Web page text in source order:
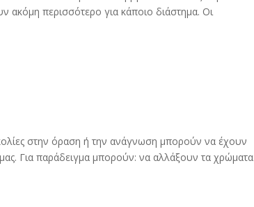
ακόμη περισσότερο για κάποιο διάστημα. Οι
στην όραση ή την ανάγνωση μπορούν να έχουν
Για παράδειγμα μπορούν: να αλλάξουν τα χρώματα